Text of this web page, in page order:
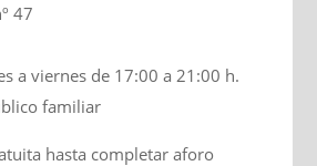
47
a viernes de 17:00 a 21:00 h.
familiar
hasta completar aforo